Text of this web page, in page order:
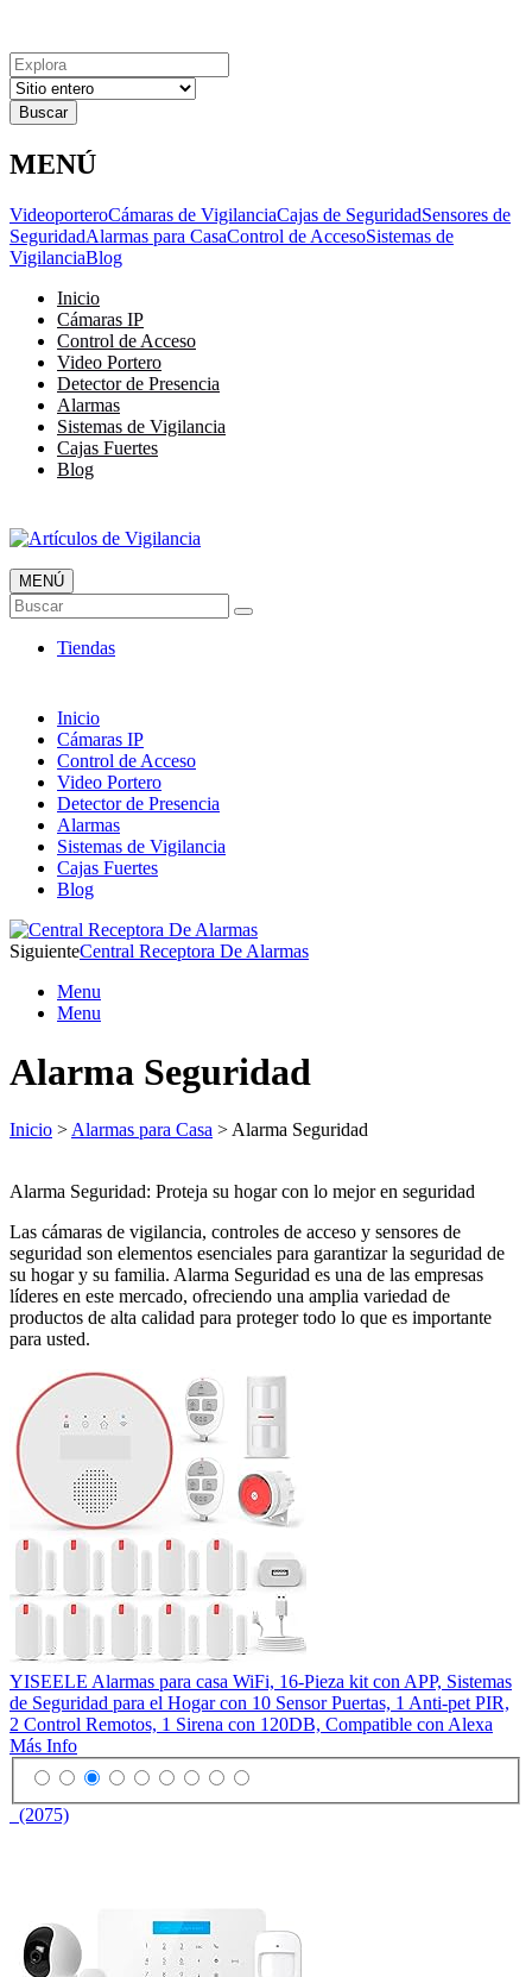
Resultados
para
MENÚ
VideoporteroCámaras de VigilanciaCajas de SeguridadSensores de
SeguridadAlarmas para CasaControl de AccesoSistemas de
VigilanciaBlog
Inicio
Cámaras IP
Control de Acceso
Video Portero
Detector de Presencia
Alarmas
Sistemas de Vigilancia
Cajas Fuertes
Blog
Artículos de Vigilancia
Envió 24/7!!!
MENÚ
Buscar
Tiendas
Inicio
Cámaras IP
Control de Acceso
Video Portero
Detector de Presencia
Alarmas
Sistemas de Vigilancia
Cajas Fuertes
Blog
SiguienteCentral Receptora De Alarmas
Menu
Menu
Alarma Seguridad
Inicio > Alarmas para Casa > Alarma Seguridad
Alarma Seguridad: Proteja su hogar con lo mejor en seguridad
Las cámaras de vigilancia, controles de acceso y sensores de
seguridad son elementos esenciales para garantizar la seguridad de
su hogar y su familia. Alarma Seguridad es una de las empresas
líderes en este mercado, ofreciendo una amplia variedad de
productos de alta calidad para proteger todo lo que es importante
para usted.
YISEELE Alarmas para casa WiFi, 16-Pieza kit con APP, Sistemas
de Seguridad para el Hogar con 10 Sensor Puertas, 1 Anti-pet PIR,
2 Control Remotos, 1 Sirena con 120DB, Compatible con Alexa
Más Info
(2075)